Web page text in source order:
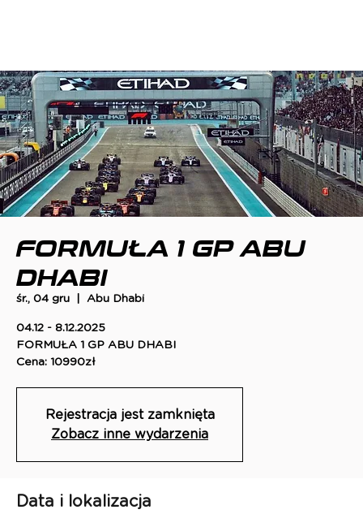
FORMUŁA 1 GP ABU
DHABI
śr., 04 gru Abu Dhabi
04.12 - 8.12.2025
FORMUŁA 1 GP ABU DHABI
Cena: 10990zł
Rejestracja jest zamknięta
Zobacz inne wydarzenia
Data i lokalizacja